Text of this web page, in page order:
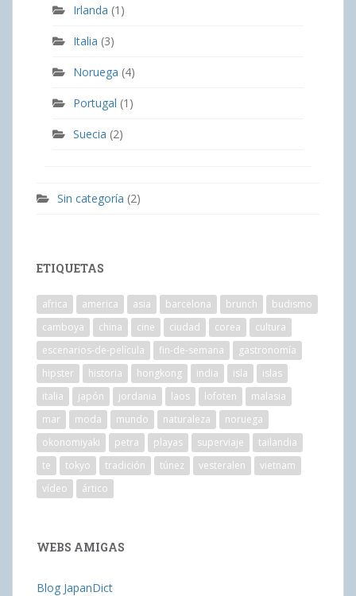
Irlanda (1)
Italia (3)
Noruega (4)
Portugal (1)
Suecia (2)
Sin categoría (2)
ETIQUETAS
africa america asia barcelona brunch
budismo
camboya
china cine ciudad corea
cultura
escenarios-de-película
fin-de-semana
gastronomía
hipster
historia hongkong india isla
islas
italia
japón jordania laos lofoten
malasia
mar
moda mundo naturaleza
noruega
okonomiyaki
petra playas superviaje
tailandia
te
tokyo tradición túnez vesteralen
vietnam
vídeo
ártico
WEBS AMIGAS
Blog JapanDict